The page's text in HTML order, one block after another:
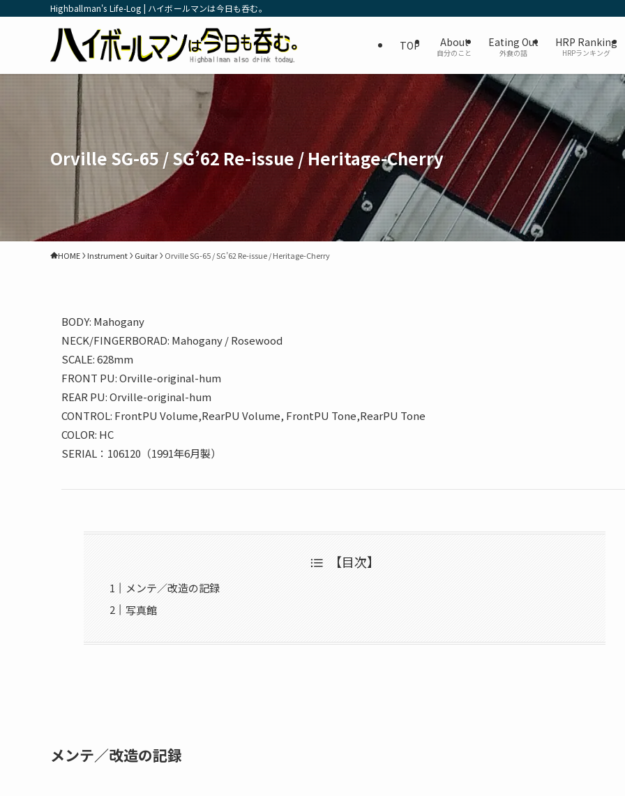
Highballman's Life-Log | ハイボールマンは今日も呑む。
TOP About
自分のこと
Eating Out
外食の話
HRP Ranking
HRPランキング
Orville SG-65 / SG’62 Re-issue / Heritage-Cherry
HOME Instrument Guitar Orville SG-65 / SG’62 Re-issue / Heritage-Cherry
BODY: Mahogany
NECK/FINGERBORAD: Mahogany / Rosewood
SCALE: 628mm
FRONT PU: Orville-original-hum
REAR PU: Orville-original-hum
CONTROL: FrontPU Volume,RearPU Volume, FrontPU Tone,RearPU Tone
COLOR: HC
SERIAL：106120（1991年6月製）
【目次】
メンテ／改造の記録
写真館
メンテ／改造の記録